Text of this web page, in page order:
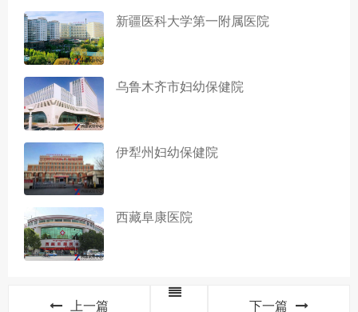
新疆医科大学第一附属医院
乌鲁木齐市妇幼保健院
伊犁州妇幼保健院
西藏阜康医院
上一篇 下一篇